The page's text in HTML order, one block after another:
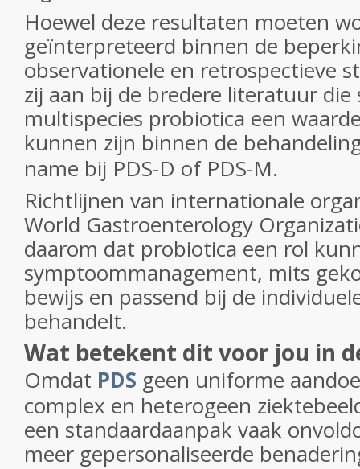
Hoewel deze resultaten moeten
geïnterpreteerd binnen de
observationele en retrospectieve
zij aan bij de bredere literatuur
multispecies probiotica een
kunnen zijn binnen de
name bij PDS-D of PDS-M.
Richtlijnen van internationale
World Gastroenterology
daarom dat probiotica een rol
symptoommanagement, mits
bewijs en passend bij de
behandelt.
Wat betekent dit voor jou in
Omdat PDS geen uniforme
complex en heterogeen
een standaardaanpak vaak
meer gepersonaliseerde